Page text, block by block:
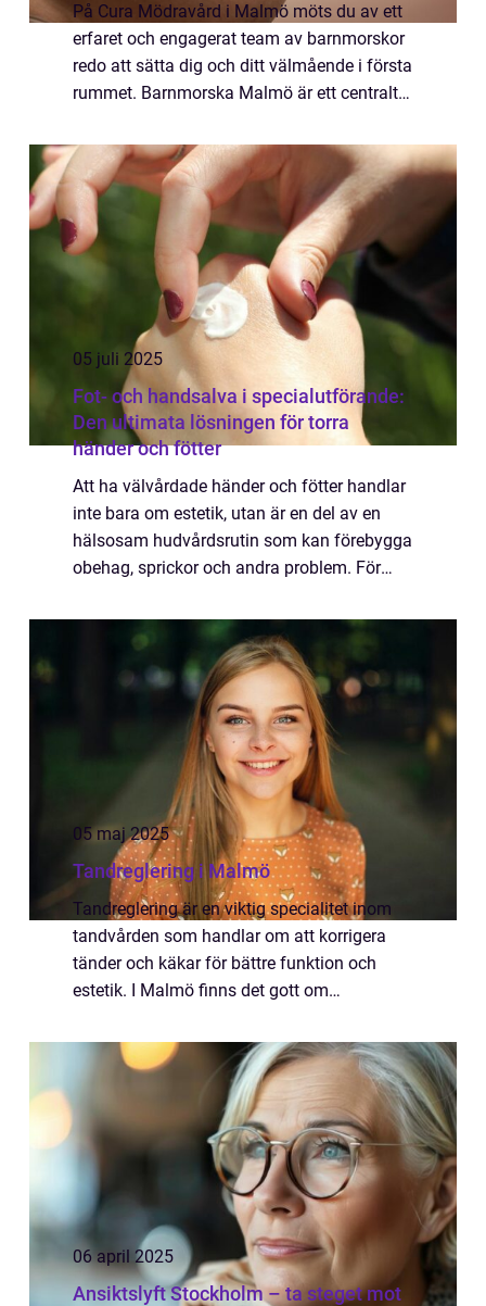
På Cura Mödravård i Malmö möts du av ett
erfaret och engagerat team av barnmorskor
redo att sätta dig och ditt välmående i första
rummet. Barnmorska Malmö är ett centralt
05 juli 2025
Fot- och handsalva i specialutförande:
Den ultimata lösningen för torra
händer och fötter
Att ha välvårdade händer och fötter handlar
inte bara om estetik, utan är en del av en
hälsosam hudvårdsrutin som kan förebygga
obehag, sprickor och andra problem. För
05 maj 2025
Tandreglering i Malmö
Tandreglering är en viktig specialitet inom
tandvården som handlar om att korrigera
tänder och käkar för bättre funktion och
estetik. I Malmö finns det gott om
06 april 2025
Ansiktslyft Stockholm – ta steget mot